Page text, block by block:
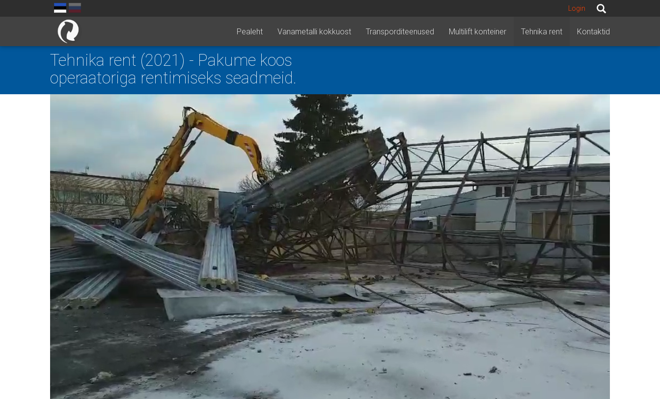
Login
Pealeht Vanametalli kokkuost Transporditeenused Multilift konteiner Tehnika rent Kontaktid
Tehnika rent (2021) - Pakume koos
operaatoriga rentimiseks seadmeid.